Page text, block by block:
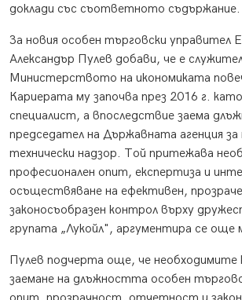
доклади със съответното съдържание.
За новия особен търговски управител
Александър Пулев добави, че е
Министерството на икономиката
Кариерата му започва през 2016 г.
специалист, а впоследствие заема
председател на Държавната агенция
технически надзор. Той притежава
професионален опит, експертиза и
осъществяване на ефективен,
законосъобразен контрол върху
групата „Лукойл", аргументира се
Пулев подчерта още, че необходимите
заемане на длъжността особен